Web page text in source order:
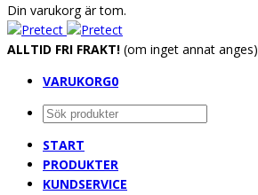
Din varukorg är tom.
ALLTID FRI FRAKT! (om inget annat anges)
VARUKORG0
START
PRODUKTER
KUNDSERVICE